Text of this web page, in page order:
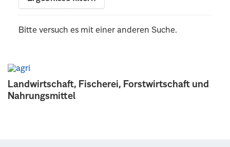
Landwirtschaft, Fischerei, Forstwirtschaft und
Nahrungsmittel
Bitte versuch es mit einer anderen Suche.